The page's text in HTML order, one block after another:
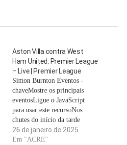
Aston Villa contra West
Ham United: Premier League
– Live | Premier League
Simon Burnton Eventos -
chaveMostre os principais
eventosLigue o JavaScript
para usar este recursoNos
chutes do início da tarde
Brentford venceu o Crystal
Palace por 2-1 fora de casa, e
26 de janeiro de 2025
Em "ACRE"